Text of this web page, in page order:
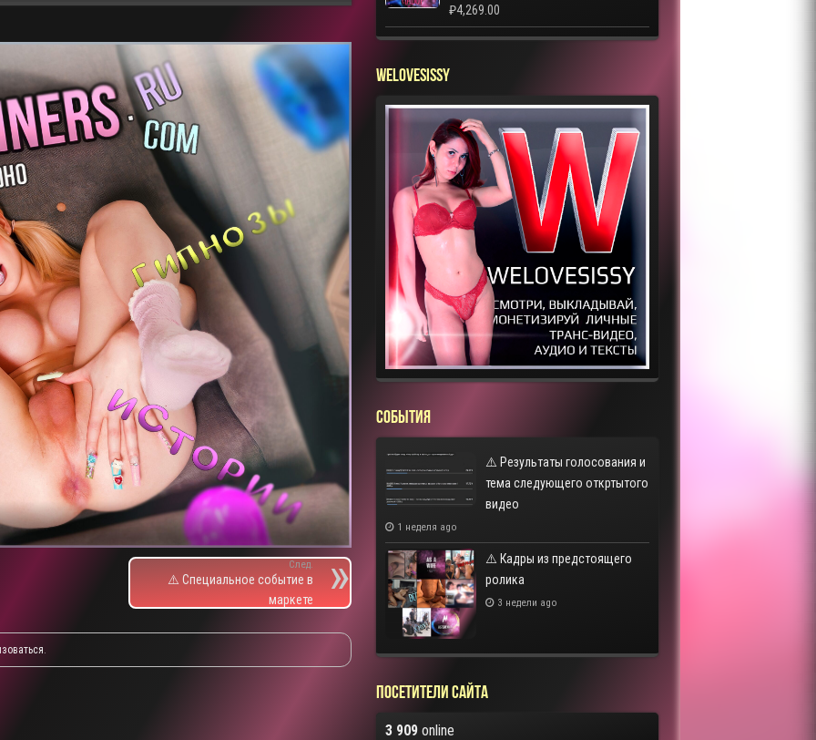
След.
⚠️ Специальное событие в
маркете
₽4,269.00
WELOVESISSY
СОБЫТИЯ
⚠️ Результаты голосования и
тема следующего откртытого
видео
1 неделя ago
⚠️ Кадры из предстоящего
ролика
3 недели ago
Посетители сайта
3 909online